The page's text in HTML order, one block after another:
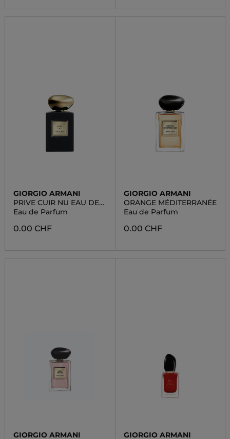
GIORGIO ARMANI
PRIVE CUIR NU EAU DE
PARFUM
Eau de Parfum
0.00 CHF
GIORGIO ARMANI
ORANGE MÉDITERRANÉE
Eau de Parfum
0.00 CHF
GIORGIO ARMANI
GIORGIO ARMANI